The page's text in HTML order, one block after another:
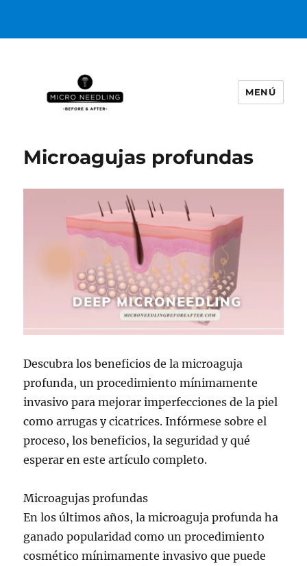
MENÚ
Microagujas profundas
Descubra los beneficios de la microaguja
profunda, un procedimiento mínimamente
invasivo para mejorar imperfecciones de la piel
como arrugas y cicatrices. Infórmese sobre el
proceso, los beneficios, la seguridad y qué
esperar en este artículo completo.
Microagujas profundas
En los últimos años, la microaguja profunda ha
ganado popularidad como un procedimiento
cosmético mínimamente invasivo que puede